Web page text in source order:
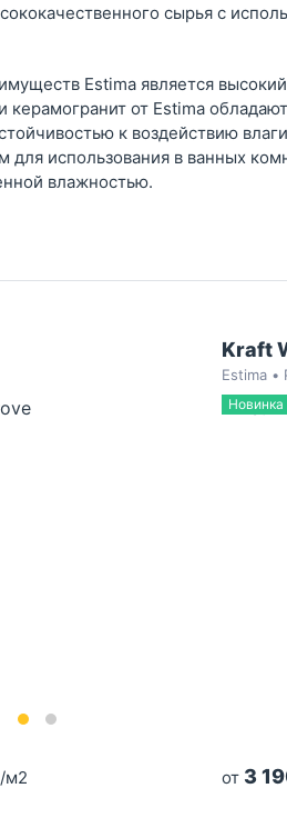
сырья с
Estima является
керамогранит от Estima
к воздействию
использования в ванных
влажностью.
м2
Kraft
Estima •
Новинка
от 3